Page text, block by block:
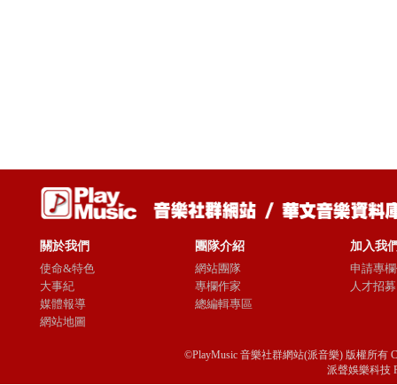
關於我們
使命&特色
大事紀
媒體報導
網站地圖
團隊介紹
網站團隊
專欄作家
總編輯專區
加入我
申請專
人才招募
©PlayMusic 音樂社群網站(派音樂) 版權所有
派聲娛樂科技